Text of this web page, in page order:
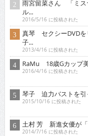
雨宮留菜さん 「ミス
ル...
2016/5/16 に投稿された
真琴 セクシーDVDを
子...
2013/4/16 に投稿された
RaMu 18歳Gカップ
2016/4/16 に投稿された
琴子 迫力バストを引
2015/10/16 に投稿された
土村 芳 新進女優が
2014/7/16 に投稿された